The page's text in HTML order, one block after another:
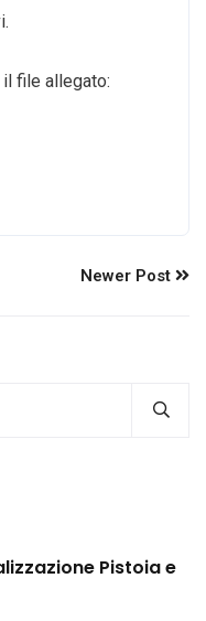
file allegato:
Newer Post
Pistoia e